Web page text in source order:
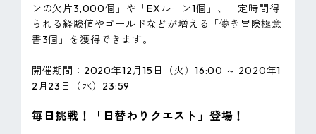
ンの欠片3,000個」や「EXルーン1個」、一定時間得
られる経験値やゴールドなどが増える「儚き冒険極意
書3個」を獲得できます。
開催期間：2020年12月15日（火）16:00 ～ 2020年1
2月23日（水）23:59
毎日挑戦！「日替わりクエスト」登場！